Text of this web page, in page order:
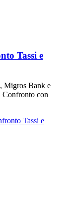
Tassi e
Migros Bank e
con
Tassi e